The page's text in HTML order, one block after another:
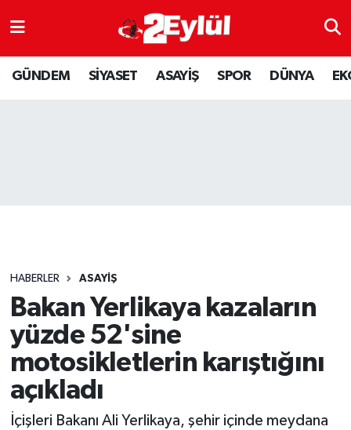
GÜNDEM SİYASET ASAYİŞ SPOR DÜNYA
HABERLER ASAYİŞ
Bakan Yerlikaya kazaların
yüzde 52'sine
motosikletlerin karıştığını
açıkladı
İçişleri Bakanı Ali Yerlikaya, şehir içinde meydana
ASAYİŞ
DÜNYA
SPOR
YAŞAM
Nöbetçi Eczaneler
Hava Durumu
Son Dakika Haberleri
Haber Arşivi